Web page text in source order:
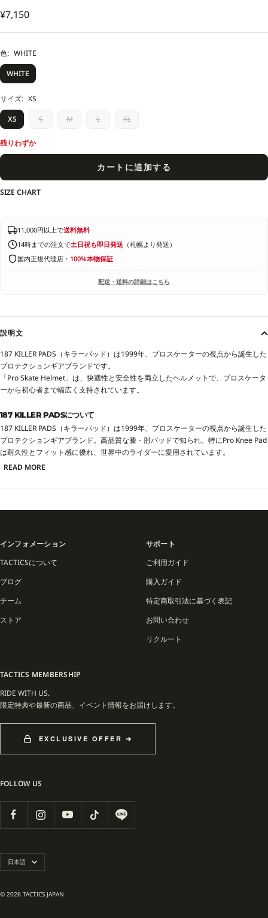
セ
ー
価
格
¥7,150
色: WHITE
WHITE
サイズ: XS
XS
S M L XL
残りわずか
カートに追加する
SIZE CHART
11,000円以上で送料無料
14時までの注文で土日祝も即日発送 （札幌より発送）
国内正規代理店・ 100%本物保証
配送・送料の詳細はこちら
説明文
187 KILLER PADS（キラーパッド）は1999年、プロスケーターの視点から誕生した
プロテクションギアブランドです。
「Pro Skate Helmet」は、快適性と安全性を両立したヘルメットで、プロスケータ
ーから初心者まで幅広く支持されています。
187 KILLER PADSについて
187 KILLER PADS（キラーパッド）は1999年、プロスケーターの視点から誕生した
プロテクションギアブランド。高品質な膝・肘パッドで知られ、特にPro Knee Pad
は耐久性とフィット感に優れ、世界中のライダーに愛用されています。
READ MORE
インフォメーション
TACTICSについて
ブログ
チーム
ストア
サポート
ご利用ガイド
購入ガイド
特定商取引法に基づく表記
お問い合わせ
リクルート
TACTICS MEMBERSHIP
RIDE WITH US.
限定特典や最新の商品、イベント情報をお届けします。
EXCLUSIVE OFFER ➔
FOLLOW US
語
日本語
© 2026 TACTICS JAPAN